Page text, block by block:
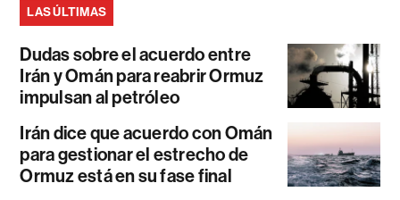
LAS ÚLTIMAS
Dudas sobre el acuerdo entre
Irán y Omán para reabrir Ormuz
impulsan al petróleo
Irán dice que acuerdo con Omán
para gestionar el estrecho de
Ormuz está en su fase final